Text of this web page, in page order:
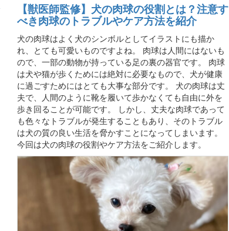
【獣医師監修】犬の肉球の役割とは？注意す
べき肉球のトラブルやケア方法を紹介
犬の肉球はよく犬のシンボルとしてイラストにも描か
れ、とても可愛いものですよね。 肉球は人間にはないも
ので、一部の動物が持っている足の裏の器官です。 肉球
は犬や猫が歩くためには絶対に必要なもので、犬が健康
に過ごすためにはとても大事な部分です。 犬の肉球は丈
夫で、人間のように靴を履いて歩かなくても自由に外を
歩き回ることが可能です。 しかし、丈夫な肉球であって
も色々なトラブルが発生することもあり、そのトラブル
は犬の質の良い生活を脅かすことになってしまいます。
今回は犬の肉球の役割やケア方法をご紹介します。